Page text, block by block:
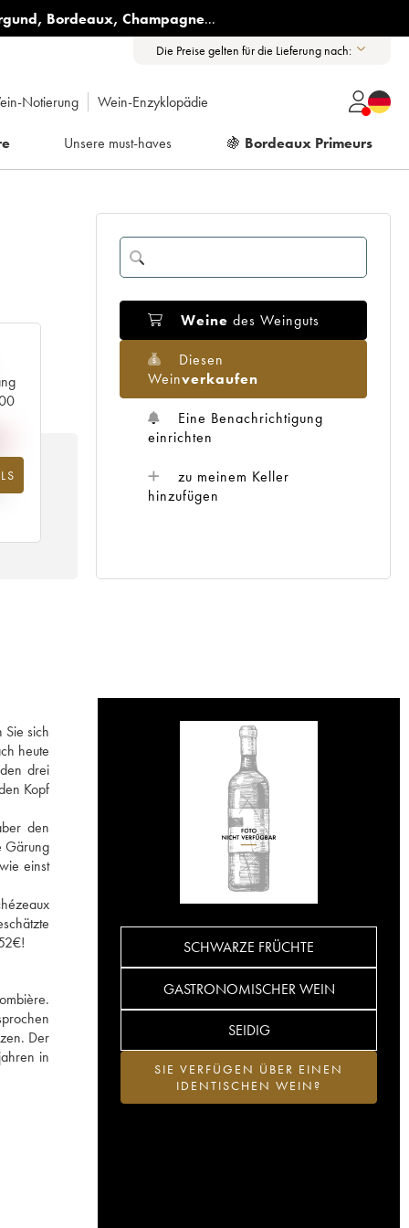
, Bordeaux, Champagne...
Die Preise gelten für die Lieferung nach:
Notierung Wein-Enzyklopädie
Unsere must-haves 🍇 Bordeaux Primeurs
Weine des Weinguts
Diesen
Weinverkaufen
Eine Benachrichtigung
einrichten
zu meinem Keller
hinzufügen
sich
heute
drei
Kopf
den
Gärung
einst
Der
in
SCHWARZE FRÜCHTE
GASTRONOMISCHER WEIN
SEIDIG
SIE VERFÜGEN ÜBER EINEN
IDENTISCHEN WEIN?